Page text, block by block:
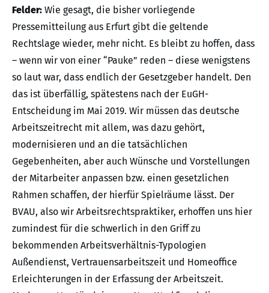
Felder: Wie gesagt, die bisher vorliegende
Pressemitteilung aus Erfurt gibt die geltende
Rechtslage wieder, mehr nicht. Es bleibt zu hoffen, dass
– wenn wir von einer “Pauke” reden – diese wenigstens
so laut war, dass endlich der Gesetzgeber handelt. Den
das ist überfällig, spätestens nach der EuGH-
Entscheidung im Mai 2019. Wir müssen das deutsche
Arbeitszeitrecht mit allem, was dazu gehört,
modernisieren und an die tatsächlichen
Gegebenheiten, aber auch Wünsche und Vorstellungen
der Mitarbeiter anpassen bzw. einen gesetzlichen
Rahmen schaffen, der hierfür Spielräume lässt. Der
BVAU, also wir Arbeitsrechtspraktiker, erhoffen uns hier
zumindest für die schwerlich in den Griff zu
bekommenden Arbeitsverhältnis-Typologien
Außendienst, Vertrauensarbeitszeit und Homeoffice
Erleichterungen in der Erfassung der Arbeitszeit.